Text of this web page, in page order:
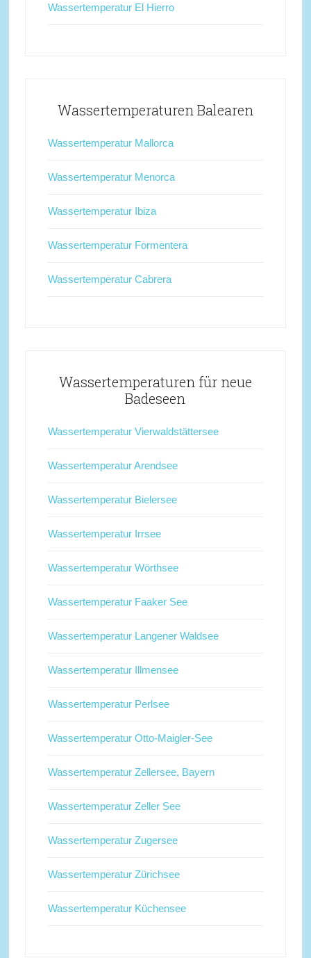
Wassertemperatur El Hierro
Wassertemperaturen Balearen
Wassertemperatur Mallorca
Wassertemperatur Menorca
Wassertemperatur Ibiza
Wassertemperatur Formentera
Wassertemperatur Cabrera
Wassertemperaturen für neue
Badeseen
Wassertemperatur Vierwaldstättersee
Wassertemperatur Arendsee
Wassertemperatur Bielersee
Wassertemperatur Irrsee
Wassertemperatur Wörthsee
Wassertemperatur Faaker See
Wassertemperatur Langener Waldsee
Wassertemperatur Illmensee
Wassertemperatur Perlsee
Wassertemperatur Otto-Maigler-See
Wassertemperatur Zellersee, Bayern
Wassertemperatur Zeller See
Wassertemperatur Zugersee
Wassertemperatur Zürichsee
Wassertemperatur Küchensee